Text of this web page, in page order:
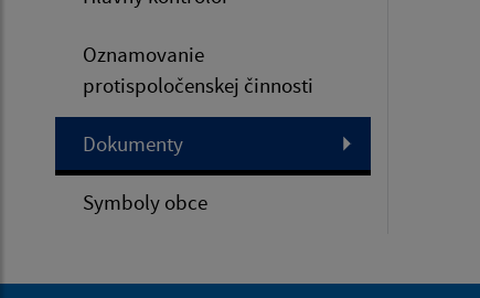
Oznamovanie
protispoločenskej činnosti
Dokumenty
Symboly obce